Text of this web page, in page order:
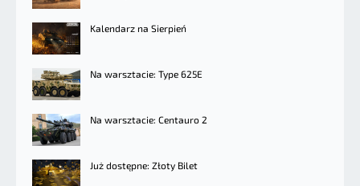
Kalendarz na Sierpień
Na warsztacie: Type 625E
Na warsztacie: Centauro 2
Już dostępne: Złoty Bilet